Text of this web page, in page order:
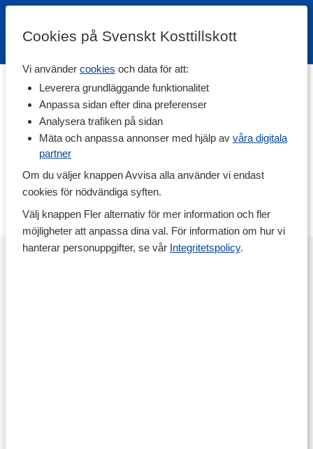
Cookies på Svenskt Kosttillskott
Vi använder cookies och data för att:
Leverera grundläggande funktionalitet
Anpassa sidan efter dina preferenser
Analysera trafiken på sidan
Mäta och anpassa annonser med hjälp av våra digitala
partner
Om du väljer knappen Avvisa alla använder vi endast
cookies för nödvändiga syften.
Välj knappen Fler alternativ för mer information och fler
möjligheter att anpassa dina val. För information om hur vi
hanterar personuppgifter, se vår Integritetspolicy.
RÉVVI
RÉVVI vill att alla ska kunna träna i total frihet och under optimala
alla dina kroppsdelar som du kan använda före, under och efter
träning. Allt från massageolja, kylande och värmande muskelgel,